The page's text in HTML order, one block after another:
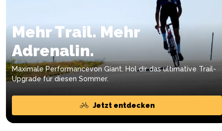
Mehr Trail. Mehr
Adrenalin.
Maximale Performancevon Giant. Hol dir das ultimative Trail-
Upgrade für diesen Sommer.
Jetzt entdecken